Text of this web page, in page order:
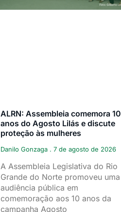
ALRN: Assembleia comemora 10
anos do Agosto Lilás e discute
proteção às mulheres
Danilo Gonzaga 7 de agosto de 2026
A Assembleia Legislativa do Rio
Grande do Norte promoveu uma
audiência pública em
comemoração aos 10 anos da
campanha Agosto